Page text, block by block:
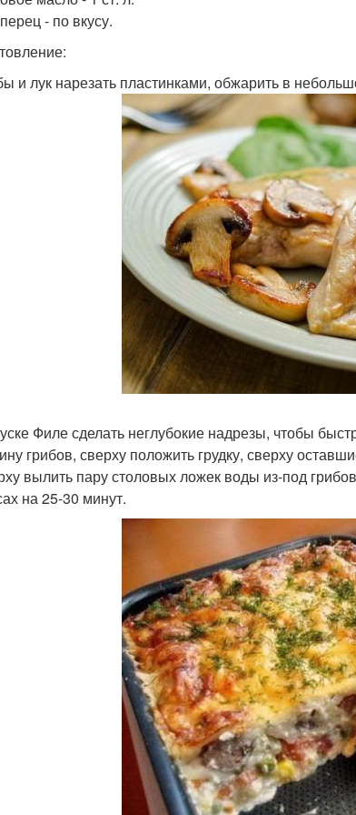
- по вкусу.
и лук нарезать пластинками, обжарить в
Филе сделать неглубокие надрезы, чтобы
грибов, сверху положить грудку, сверху
вылить пару столовых ложек воды из-под
на 25-30 минут.